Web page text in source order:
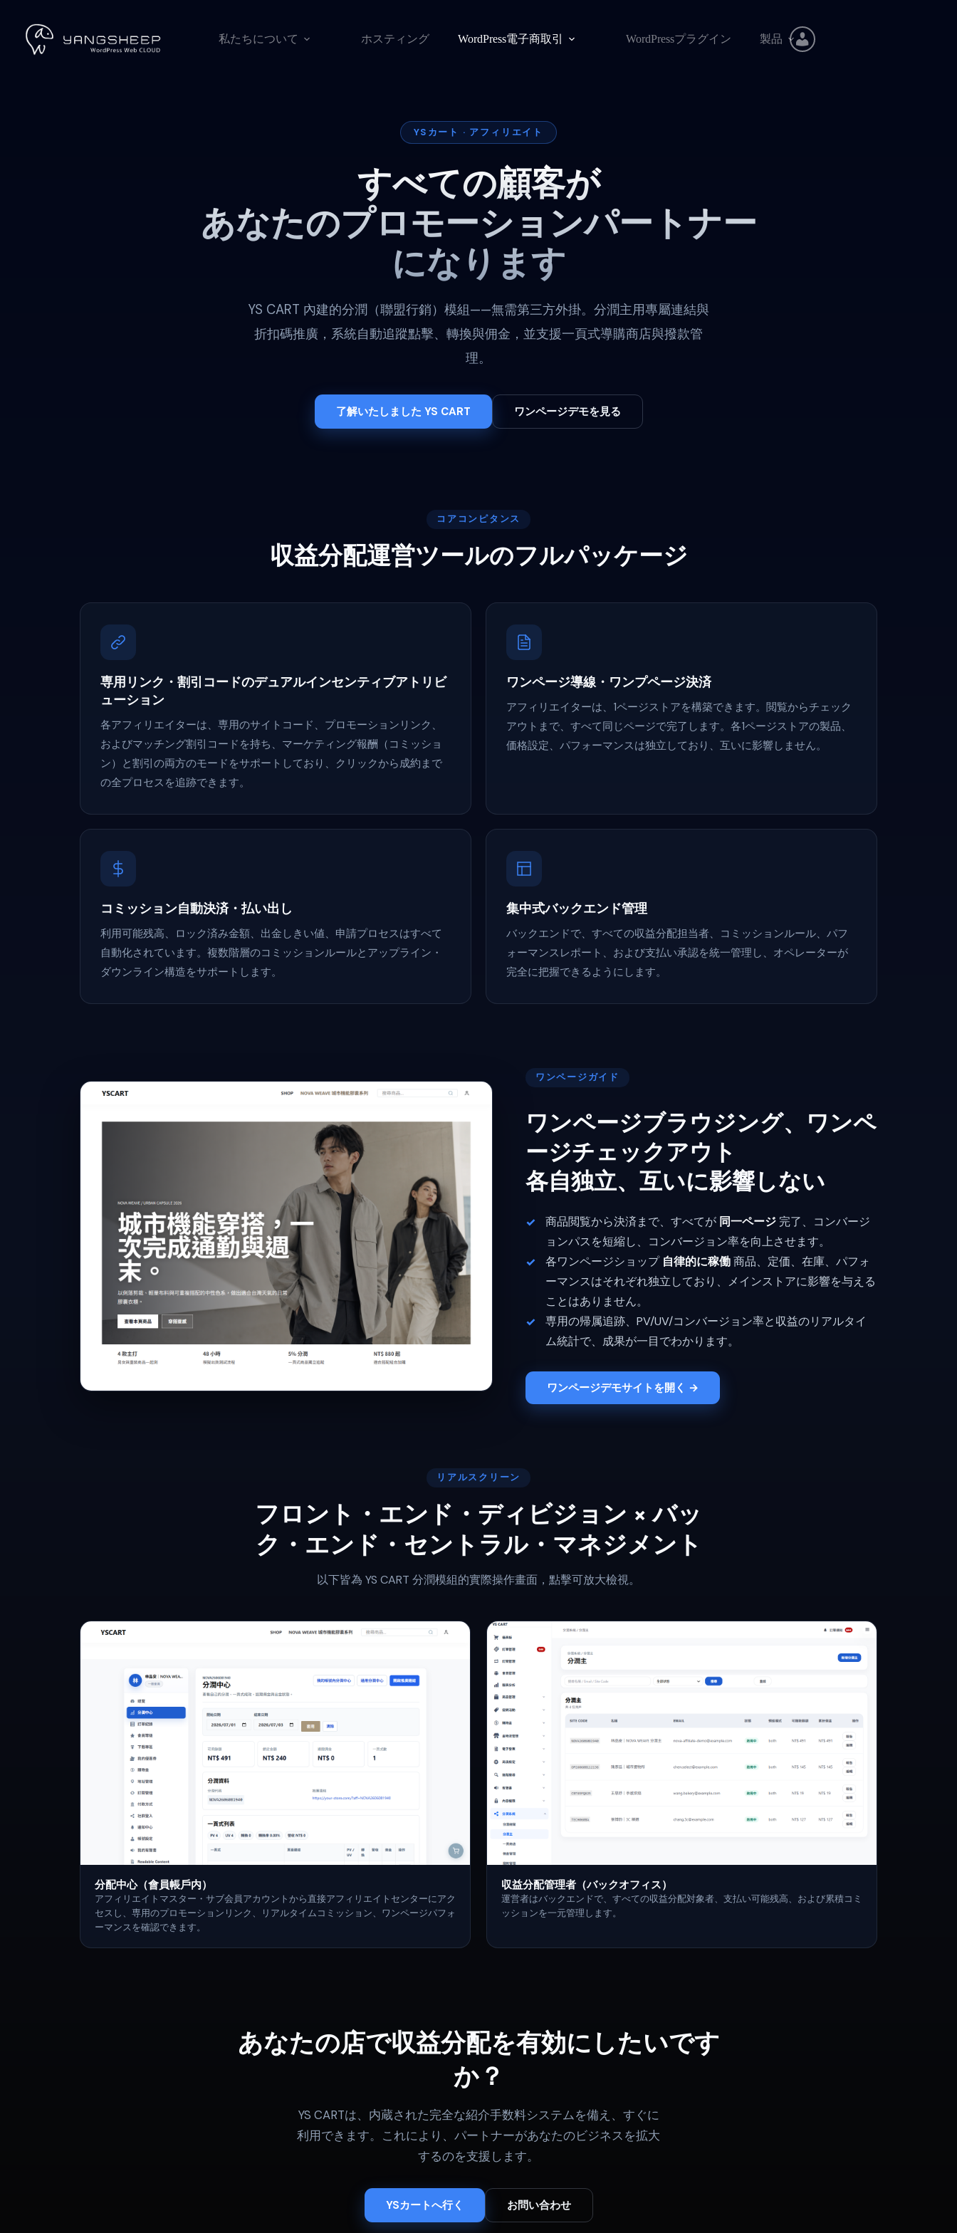
私たちについて ホスティング WordPress電子商取引 WordPressプラグイン 製品
YSカート · アフィリエイト
すべての顧客が
あなたのプロモーションパートナー
になります
YS CART 內建的分潤（聯盟行銷）模組——無需第三方外掛。分潤主用專屬連結與
折扣碼推廣，系統自動追蹤點擊、轉換與佣金，並支援一頁式導購商店與撥款管
理。
了解いたしました YS CART ワンページデモを見る
コアコンピタンス
収益分配運営ツールのフルパッケージ
専用リンク・割引コードのデュアルインセンティブアトリビ
ューション
各アフィリエイターは、専用のサイトコード、プロモーションリンク、
およびマッチング割引コードを持ち、マーケティング報酬（コミッショ
ン）と割引の両方のモードをサポートしており、クリックから成約まで
の全プロセスを追跡できます。
ワンページ導線・ワンプページ決済
アフィリエイターは、1ページストアを構築できます。閲覧からチェック
アウトまで、すべて同じページで完了します。各1ページストアの製品、
価格設定、パフォーマンスは独立しており、互いに影響しません。
コミッション自動決済・払い出し
利用可能残高、ロック済み金額、出金しきい値、申請プロセスはすべて
自動化されています。複数階層のコミッションルールとアップライン・
ダウンライン構造をサポートします。
集中式バックエンド管理
バックエンドで、すべての収益分配担当者、コミッションルール、パフ
ォーマンスレポート、および支払い承認を統一管理し、オペレーターが
完全に把握できるようにします。
ワンページガイド
ワンページブラウジング、ワンペ
ージチェックアウト
各自独立、互いに影響しない
商品閲覧から決済まで、すべてが 同一ページ 完了、コンバージ
ョンパスを短縮し、コンバージョン率を向上させます。
各ワンページショップ 自律的に稼働商品、定価、在庫、パフォ
ーマンスはそれぞれ独立しており、メインストアに影響を与える
ことはありません。
専用の帰属追跡、PV/UV/コンバージョン率と収益のリアルタイ
ム統計で、成果が一目でわかります。
ワンページデモサイトを開く →
リアルスクリーン
フロント・エンド・ディビジョン × バッ
ク・エンド・セントラル・マネジメント
以下皆為 YS CART 分潤模組的實際操作畫面，點擊可放大檢視。
分配中心（會員帳戶内）
アフィリエイトマスター・サブ会員アカウントから直接アフィリエイトセンターにアク
セスし、専用のプロモーションリンク、リアルタイムコミッション、ワンページパフォ
ーマンスを確認できます。
収益分配管理者（バックオフィス）
運営者はバックエンドで、すべての収益分配対象者、支払い可能残高、および累積コミ
ッションを一元管理します。
あなたの店で収益分配を有効にしたいです
か？
YS CARTは、内蔵された完全な紹介手数料システムを備え、すぐに
利用できます。これにより、パートナーがあなたのビジネスを拡大
するのを支援します。
YSカートへ行く お問い合わせ